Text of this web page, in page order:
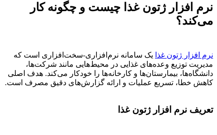
نرم افزار ژتون غذا چیست و چگونه کار
می‌کند؟
نرم افزار ژتون غذا یک سامانه نرم‌افزاری-سخت‌افزاری است که
مدیریت توزیع وعده‌های غذایی در محیط‌هایی مانند شرکت‌ها،
دانشگاه‌ها، بیمارستان‌ها و کارخانه‌ها را خودکار می‌کند. هدف اصلی
کاهش خطا، تسریع عملیات و ارائه گزارش‌های دقیق مصرف است.
تعریف نرم افزار ژتون غذا